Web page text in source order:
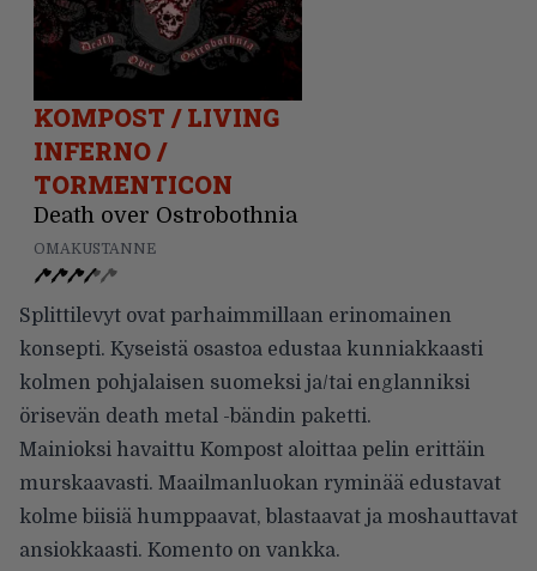
KOMPOST / LIVING
INFERNO /
TORMENTICON
Death over Ostrobothnia
OMAKUSTANNE
Splittilevyt ovat parhaimmillaan erinomainen
konsepti. Kyseistä osastoa edustaa kunniakkaasti
kolmen pohjalaisen suomeksi ja/tai englanniksi
örisevän death metal -bändin paketti.
Mainioksi havaittu Kompost aloittaa pelin erittäin
murskaavasti. Maailmanluokan ryminää edustavat
kolme biisiä humppaavat, blastaavat ja moshauttavat
ansiokkaasti. Komento on vankka.